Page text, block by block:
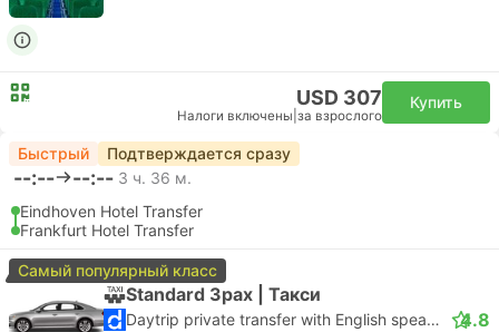
USD 307
Налоги включены за взрослого
Купить
Быстрый Подтверждается сразу
--:-- --:-- 3 ч. 36 м.
Eindhoven Hotel Transfer
Frankfurt Hotel Transfer
Самый популярный класс
Standard 3pax | Такси
Daytrip private transfer with English speaking driver 4.8